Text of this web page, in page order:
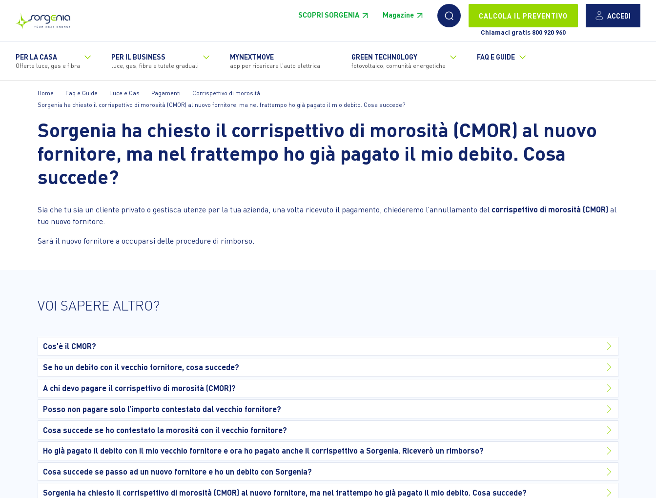
contenuto
principale
SCOPRI SORGENIA Magazine CALCOLA IL PREVENTIVO
Chiamaci gratis 800 920 960
ACCEDI
PER LA CASA
Offerte luce, gas e fibra
PER IL BUSINESS
luce, gas, fibra e tutele graduali
MYNEXTMOVE
app per ricaricare l'auto elettrica
GREEN TECHNOLOGY
fotovoltaico, comunità energetiche
FAQ E GUIDE
Home Faq e Guide Luce e Gas Pagamenti
Corrispettivo di morosità
Sorgenia ha chiesto il corrispettivo di morosità (CMOR) al nuovo fornitore, ma nel frattempo ho già pagato il mio debito. Cosa succede?
Sorgenia ha chiesto il corrispettivo di morosità (CMOR) al nuovo
fornitore, ma nel frattempo ho già pagato il mio debito. Cosa
succede?
Sia che tu sia un cliente privato o gestisca utenze per la tua azienda, una volta ricevuto il pagamento, chiederemo l’annullamento del corrispettivo di morosità (CMOR) al
tuo nuovo fornitore.
Sarà il nuovo fornitore a occuparsi delle procedure di rimborso.
VOI SAPERE ALTRO?
Cos'è il CMOR?
Se ho un debito con il vecchio fornitore, cosa succede?
A chi devo pagare il corrispettivo di morosità (CMOR)?
Posso non pagare solo l’importo contestato dal vecchio fornitore?
Cosa succede se ho contestato la morosità con il vecchio fornitore?
Ho già pagato il debito con il mio vecchio fornitore e ora ho pagato anche il corrispettivo a Sorgenia. Riceverò un rimborso?
Cosa succede se passo ad un nuovo fornitore e ho un debito con Sorgenia?
Sorgenia ha chiesto il corrispettivo di morosità (CMOR) al nuovo fornitore, ma nel frattempo ho già pagato il mio debito. Cosa succede?